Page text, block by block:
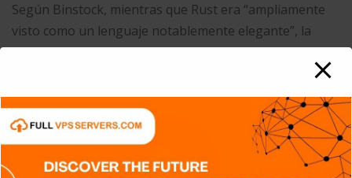
Según Binstock, mientras que Rust era “ampliamente
visto como un lenguaje notablemente elegante”, la
adopción se ralentizó porque cambió repetidamente
Rust fue el tercer lenguaje de programación más
querido en la encuesta anual de Stack Overflow de 2015